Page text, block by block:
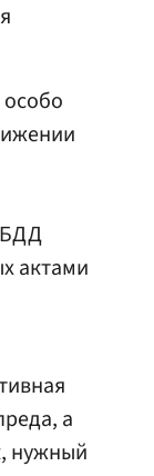
актами
а
нужный